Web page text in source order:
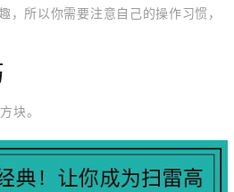
，所以你需要注意自己的操作习惯，
块。